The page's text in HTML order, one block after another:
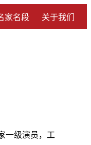
家名段 关于我们
一级演员，工